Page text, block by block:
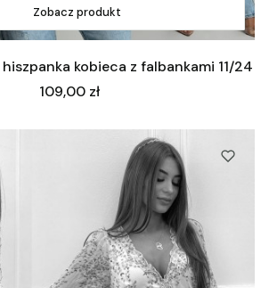
Zobacz produkt
kobieca z falbankami 11/24
Cena
109,00 zł